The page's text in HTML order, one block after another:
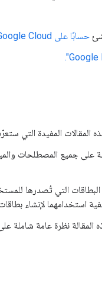
حسابًا على Google Cloud
البطاقات التي تُصدرها
استخدامهما لإنشاء